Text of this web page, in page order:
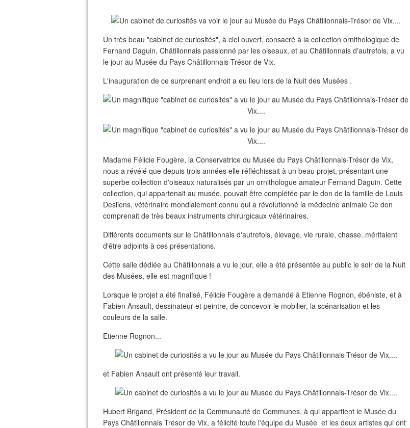
Un très beau "cabinet de curiosités", à ciel ouvert, consacré à la collection ornithologique de
Fernand Daguin, Châtillonnais passionné par les oiseaux, et au Châtillonnais d'autrefois, a vu
le jour au Musée du Pays Châtillonnais-Trésor de Vix.
L'inauguration de ce surprenant endroit a eu lieu lors de la Nuit des Musées .
Madame Félicie Fougère, la Conservatrice du Musée du Pays Châtillonnais-Trésor de Vix,
nous a révélé que depuis trois années elle réfléchissait à un beau projet, présentant une
superbe collection d'oiseaux naturalisés par un ornithologue amateur Fernand Daguin. Cette
collection, qui appartenait au musée, pouvait être complétée par le don de la famille de Louis
Desliens, vétérinaire mondialement connu qui a révolutionné la médecine animale Ce don
comprenait de très beaux instruments chirurgicaux vétérinaires.
Différents documents sur le Châtillonnais d'autrefois, élevage, vie rurale, chasse..méritaient
d'être adjoints à ces présentations.
Cette salle dédiée au Châtillonnais a vu le jour, elle a été présentée au public le soir de la Nuit
des Musées, elle est magnifique !
Lorsque le projet a été finalisé, Félicie Fougère a demandé à Etienne Rognon, ébéniste, et à
Fabien Ansault, dessinateur et peintre, de concevoir le mobilier, la scénarisation et les
couleurs de la salle.
Etienne Rognon...
et Fabien Ansault ont présenté leur travail.
Hubert Brigand, Président de la Communauté de Communes, à qui appartient le Musée du
Pays Châtillonnais Trésor de Vix, a félicité toute l'équipe du Musée et les deux artistes qui ont